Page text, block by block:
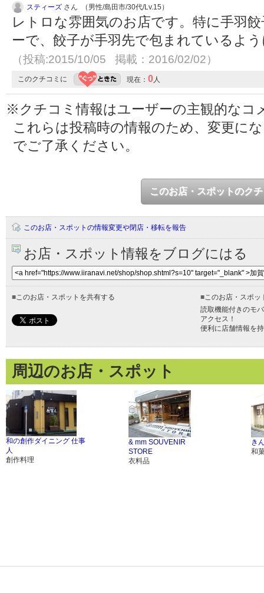
スティーズ さん （男性/島田市/30代/Lv.15）
レトロな雰囲気のお店です。特に手羽
ーで、餃子が手羽先で包まれているよ
（投稿:2015/10/05 掲載：2016/02/02）
このクチコミに 現在： 0人
※クチコミ情報はユーザーの主観的なコ
これらは投稿時の情報のため、変更に
でご了承ください。
このお店・スポットのク
このお店・スポットの情報変更や閉店・移転を報告
お店・スポット情報をブログにはる
■このお店・スポットを共有する ■このお店・スポッ
読取機能付きのモ
アクセス！
便利に店舗情報を
周辺のお店・スポット
和の創作ダイニング 仕事
人
創作料理
& mm SOUVENIR
STORE
衣料品
き
和